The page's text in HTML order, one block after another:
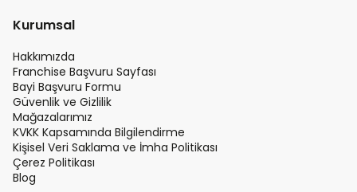
Kurumsal
Hakkımızda
Franchise Başvuru Sayfası
Bayi Başvuru Formu
Güvenlik ve Gizlilik
Mağazalarımız
KVKK Kapsamında Bilgilendirme
Kişisel Veri Saklama ve İmha Politikası
Çerez Politikası
Blog